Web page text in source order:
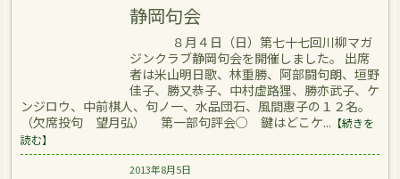
静岡句会
８月４日（日）第七十七回川柳マガ
ジンクラブ静岡句会を開催しました。 出席
者は米山明日歌、林重勝、阿部闘句朗、垣野
佳子、勝又恭子、中村虚路狸、勝亦武子、ケ
ンジロウ、中前棋人、句ノ一、水品団石、風間惠子の１２名。
（欠席投句 望月弘） 第一部句評会○ 鍵はどこケ... 【続きを
読む】
2013年8月5日